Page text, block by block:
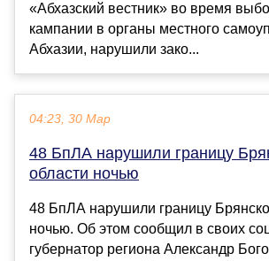
«Абхазский вестник» во время
кампании в органы местного
Абхазии, нарушили зако...
04:23, 30 Мар
48 БпЛА нарушили границу
области ночью
48 БпЛА нарушили границу
ночью. Об этом сообщил в своих
губернатор региона Александр